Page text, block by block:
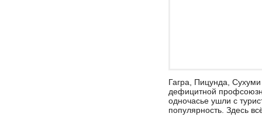
Гагра, Пицунда,
дефицитной
одночасье ушли с
популярность. Здесь